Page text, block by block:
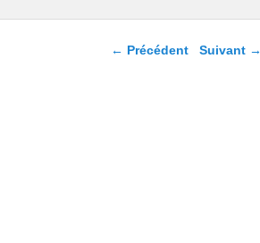
Navigation dans les
← Précédent Suivant →